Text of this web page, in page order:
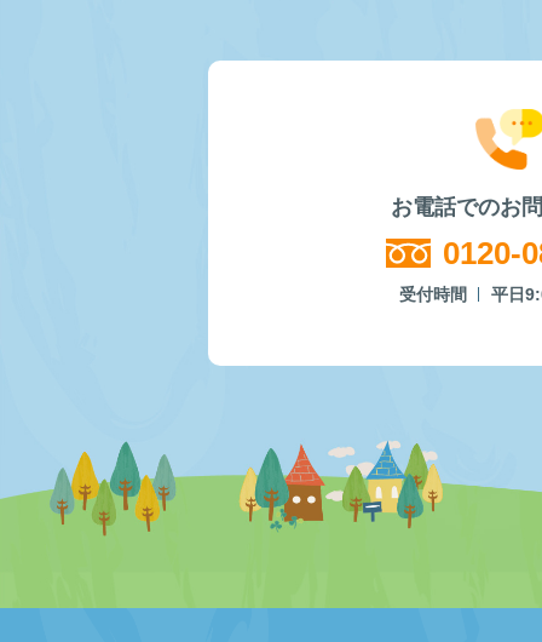
お電話でのお
0120-
受付時間 平日